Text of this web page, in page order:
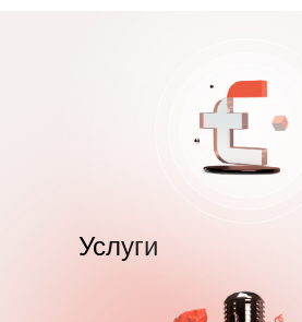
Услуги